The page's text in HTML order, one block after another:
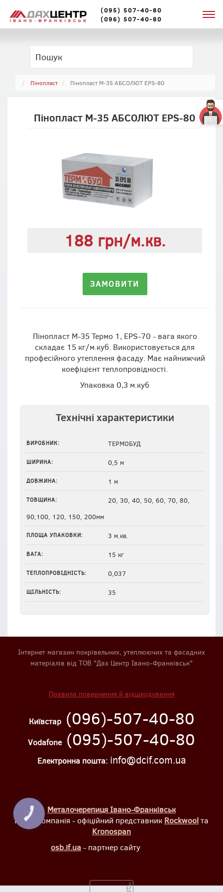
(095) 507-40-80
(096) 507-40-80
Пінопласт Пінопласт М-35 АБСОЛЮТ EPS-80
Пінопласт М-35 АБСОЛЮТ EPS-80
188 грн/м.кв.
ЗАМОВИТИ
Пінопласт М-35 Термо 1, EPS-70 - вага якого
складає 15 кг/м.куб. Використовується для
професійного утеплення фасаду. Має найнижчий
коефіцієнт теплопровідності.
Упаковка 0,3 м.куб
Технічні характеристики
ВИРОБНИК: ТЕРМОБУД
ШИРИНА: 0,5 м
ДОВЖИНА: 1 м
ТОВЩИНА:
20, 30, 40, 50, 60, 70, 80,
90,100, 120, 150, 200мм
ПЛОЩА УПАКОВКИ: 3 м.кв.
ВАГА: 15 кг
ТЕПЛОПРОВІДНІСТЬ: 0,037
ЩІЛЬНІСТЬ: 35
Інтернет магазин покрівельних, утеплюючих та фасадних
матеріалів від ТОВ "Дах Центр Івано-Франківськ"
Правила повернення й відшкодування
Київстар(096)-507-40-80
Vodafone(095)-507-40-80
Електронна пошта:info@dcif.com.ua
Металочерепиця Івано-Франківськ
Наша компанія - офіційний представник Rockwoolта
Kronospan
osb.if.ua - партнер сайту
КНОПКА
ЗВ'ЯЗКУ